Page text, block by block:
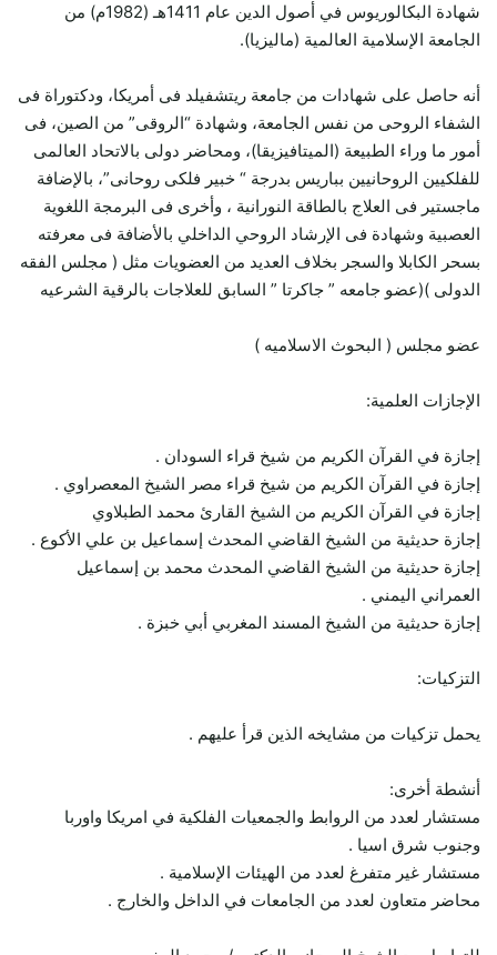
شهادة البكالوريوس في أصول الدين عام 1411هـ (1982م) من
الجامعة الإسلامية العالمية (ماليزيا).
أنه حاصل على شهادات من جامعة ريتشفيلد فى أمريكا، ودكتوراة فى
الشفاء الروحى من نفس الجامعة، وشهادة “الروقى” من الصين، فى
أمور ما وراء الطبيعة (الميتافيزيقا)، ومحاضر دولى بالاتحاد العالمى
للفلكيين الروحانيين بباريس بدرجة “ خبير فلكى روحانى”، بالإضافة
ماجستير فى العلاج بالطاقة النورانية ، وأخرى فى البرمجة اللغوية
العصبية وشهادة فى الإرشاد الروحي الداخلي بالأضافة فى معرفته
بسحر الكابلا والسجر بخلاف العديد من العضويات مثل ( مجلس الفقه
الدولى )(عضو جامعه ” جاكرتا ” السابق للعلاجات بالرقية الشرعيه
عضو مجلس ( البحوث الاسلاميه )
الإجازات العلمية:
إجازة في القرآن الكريم من شيخ قراء السودان .
إجازة في القرآن الكريم من شيخ قراء مصر الشيخ المعصراوي .
إجازة في القرآن الكريم من الشيخ القارئ محمد الطبلاوي
إجازة حديثية من الشيخ القاضي المحدث إسماعيل بن علي الأكوع .
إجازة حديثية من الشيخ القاضي المحدث محمد بن إسماعيل
العمراني اليمني .
إجازة حديثية من الشيخ المسند المغربي أبي خبزة .
التزكيات:
يحمل تزكيات من مشايخه الذين قرأ عليهم .
أنشطة أخرى:
مستشار لعدد من الروابط والجمعيات الفلكية في امريكا واوربا
وجنوب شرق اسيا .
مستشار غير متفرغ لعدد من الهيئات الإسلامية .
محاضر متعاون لعدد من الجامعات في الداخل والخارج .